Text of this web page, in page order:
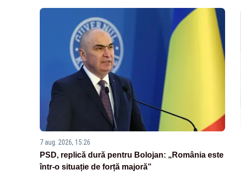
7 aug. 2026, 15:26
PSD, replică dură pentru Bolojan: „România este
într-o situație de forță majoră”